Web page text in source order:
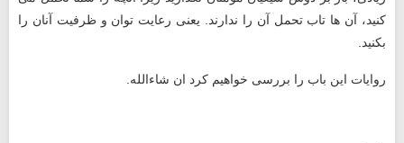
‌کنید، آن ‌ها تاب تحمل آن را ندارند. یعنی رعایت توان و ظرفیت آنان را
بکنید.
روایات این باب را بررسی خواهیم کرد ان ‌شاءالله.